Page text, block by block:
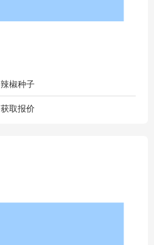
辣椒种子
获取报价